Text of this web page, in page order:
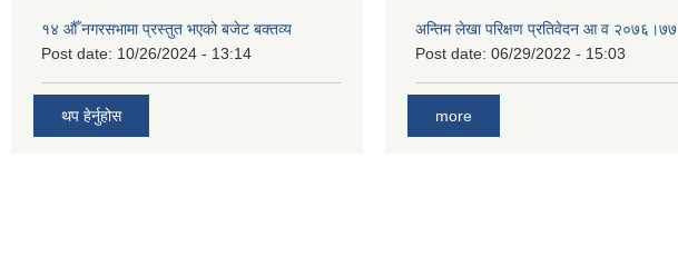
१४ औँ नगरसभामा प्रस्तुत भएको बजेट बक्तव्य
Post date: 10/26/2024 - 13:14
थप हेर्नुहोस
अन्तिम लेखा परिक्षण प्रतिवेदन आ व २०७६।७७
Post date: 06/29/2022 - 15:03
more